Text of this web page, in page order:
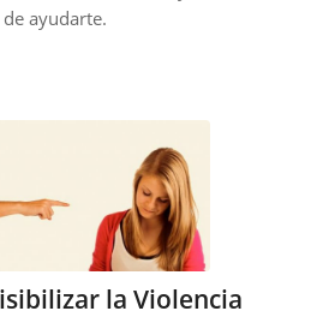
ayudarte.
la Violencia